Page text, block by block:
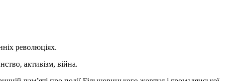
революціях.
активізм, війна.